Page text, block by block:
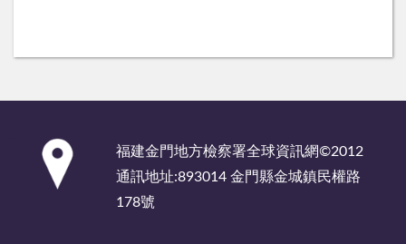
福建金門地方檢察署全球資訊網©2012
通訊地址:893014 金門縣金城鎮民權路
178號